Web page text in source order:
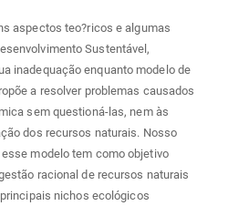
aspectos teo?ricos e algumas
Sustentável,
inadequação enquanto modelo de
a resolver problemas causados
sem questioná-las, nem às
dos recursos naturais. Nosso
modelo tem como objetivo
racional de recursos naturais
nichos ecológicos